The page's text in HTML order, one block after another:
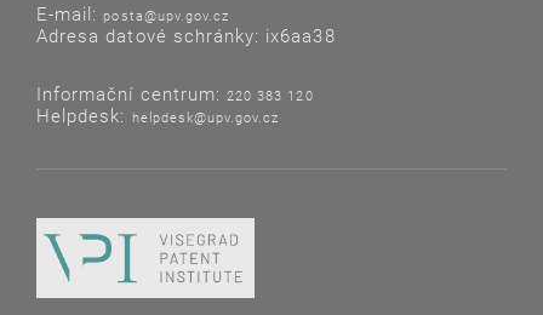
E-mail: posta@upv.gov.cz
Adresa datové schránky: ix6aa38
Informační centrum: 220 383 120
Helpdesk: helpdesk@upv.gov.cz